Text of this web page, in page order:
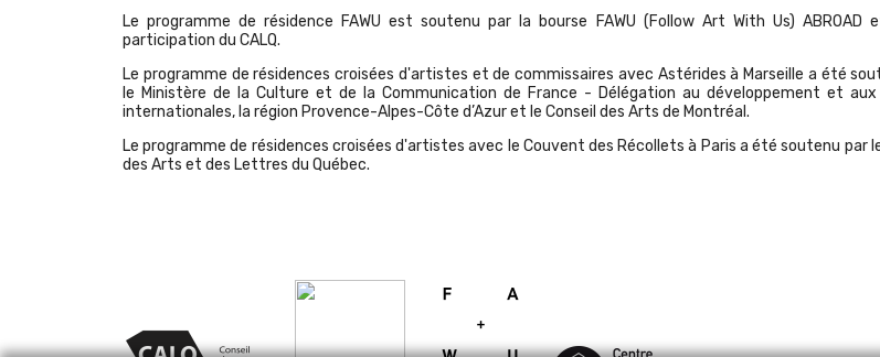
Le programme de résidence FAWU est soutenu par la bourse FAWU (Follow Art With Us) ABROAD
participation du CALQ.
Le programme de résidences croisées d'artistes et de commissaires avec Astérides à Marseille a été
le Ministère de la Culture et de la Communication de France - Délégation au développement et aux
internationales, la région Provence-Alpes-Côte d’Azur et le Conseil des Arts de Montréal.
Le programme de résidences croisées d'artistes avec le Couvent des Récollets à Paris a été soutenu par le
des Arts et des Lettres du Québec.